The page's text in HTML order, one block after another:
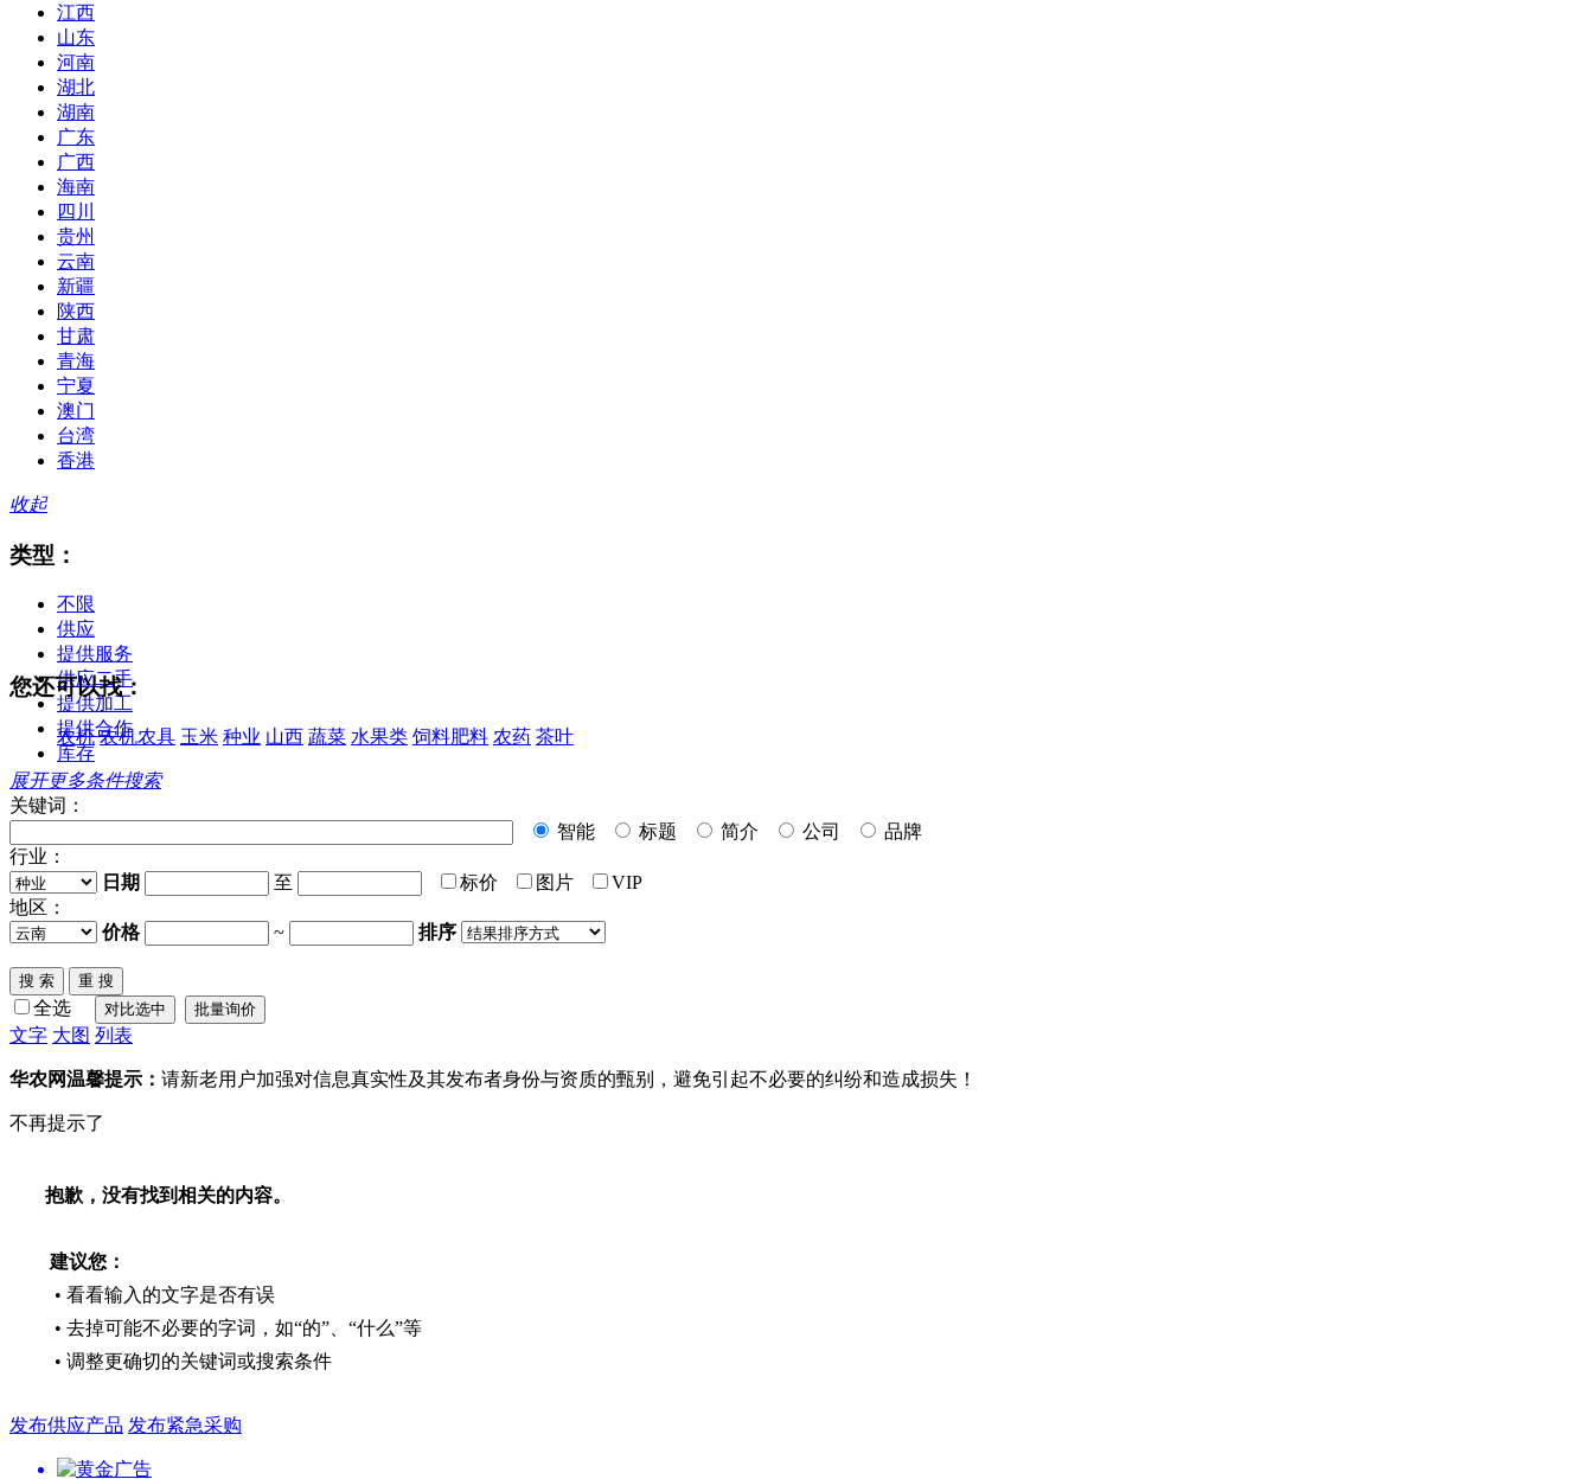
江西
山东
河南
湖北
湖南
广东
广西
海南
四川
贵州
云南
新疆
陕西
甘肃
青海
宁夏
澳门
台湾
香港
收起
类型：
不限
供应
提供服务
供应二手
提供加工
提供合作
库存
您还可以找：
农机 农机农具 玉米 种业 山西 蔬菜 水果类 饲料肥料 农药 茶叶
展开更多条件搜索
关键词：
智能
标题 简介 公司
品牌
行业：
日期
至 标价 图片
VIP
地区：
价格
~ 排序
全选
文字 大图 列表
华农网温馨提示： 请新老用户加强对信息真实性及其发布者身份与资质的甄别，避免引起不必要的纠纷和造成损失！
不再提示了
抱歉，没有找到相关的内容。
建议您：
• 看看输入的文字是否有误
• 去掉可能不必要的字词，如“的”、“什么”等
• 调整更确切的关键词或搜索条件
发布供应产品 发布紧急采购